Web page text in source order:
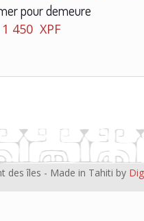
pour demeure
1 450 XPF
des îles - Made in Tahiti by